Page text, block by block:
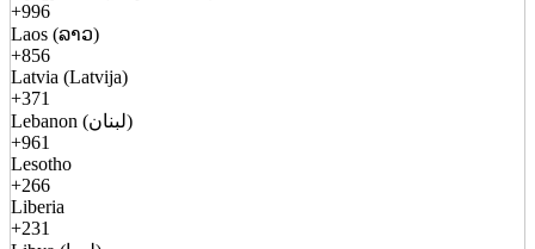
+996
Laos (ລາວ)
+856
Latvia (Latvija)
+371
Lebanon (لبنان)
+961
Lesotho
+266
Liberia
+231